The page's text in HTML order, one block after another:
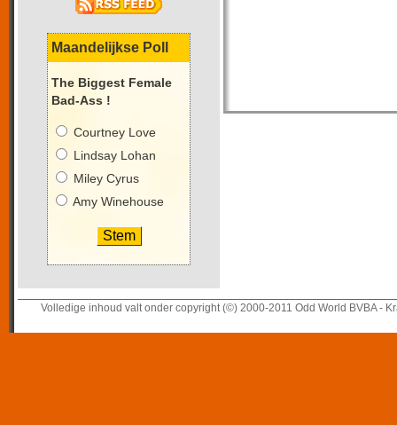
Maandelijkse Poll
The Biggest Female
Bad-Ass !
Courtney Love
Lindsay Lohan
Miley Cyrus
Amy Winehouse
Volledige inhoud valt onder copyright (©) 2000-2011 Odd World BVBA -